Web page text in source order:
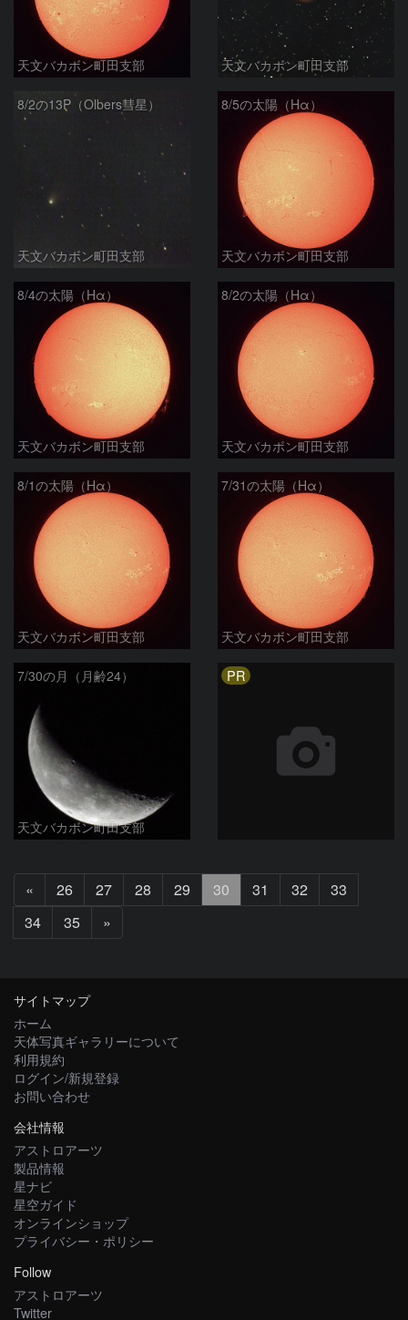
天文バカボン町田支部 天文バカボン町田支部
8/2の13P（Olbers彗星）
天文バカボン町田支部
8/5の太陽（Hα）
天文バカボン町田支部
8/4の太陽（Hα）
天文バカボン町田支部
8/2の太陽（Hα）
天文バカボン町田支部
8/1の太陽（Hα）
天文バカボン町田支部
7/31の太陽（Hα）
天文バカボン町田支部
7/30の月（月齢24）
天文バカボン町田支部
PR
«
へ
26 27 28 29 30 31 32
33
34
35 »
へ
サイトマップ
ホーム
天体写真ギャラリーについて
利用規約
ログイン/新規登録
お問い合わせ
会社情報
アストロアーツ
製品情報
星ナビ
星空ガイド
オンラインショップ
プライバシー・ポリシー
Follow
アストロアーツ
Twitter